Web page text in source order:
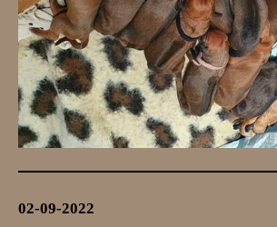
02-09-2022